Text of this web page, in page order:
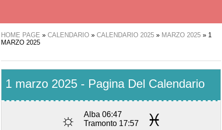
HOME PAGE » CALENDARIO » CALENDARIO 2025 » MARZO 2025 » 1
MARZO 2025
1 marzo 2025 - Pagina Del Calendario
☼
Alba 06:47
Tramonto 17:57
♓